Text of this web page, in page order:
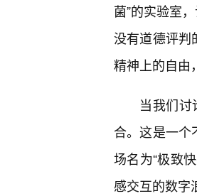
菌”的实验室
没有道德评判
精神上的自由
当我们
合。这是一个
场名为“极致
感交互的数字